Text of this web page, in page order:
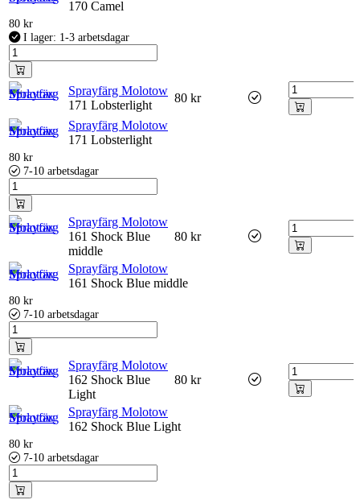
170 Camel
80 kr
I lager: 1-3 arbetsdagar
Sprayfärg Molotow
171 Lobsterlight
80 kr
Sprayfärg Molotow
171 Lobsterlight
80 kr
7-10 arbetsdagar
Sprayfärg Molotow
161 Shock Blue
middle
80 kr
Sprayfärg Molotow
161 Shock Blue middle
80 kr
7-10 arbetsdagar
Sprayfärg Molotow
162 Shock Blue
Light
80 kr
Sprayfärg Molotow
162 Shock Blue Light
80 kr
7-10 arbetsdagar